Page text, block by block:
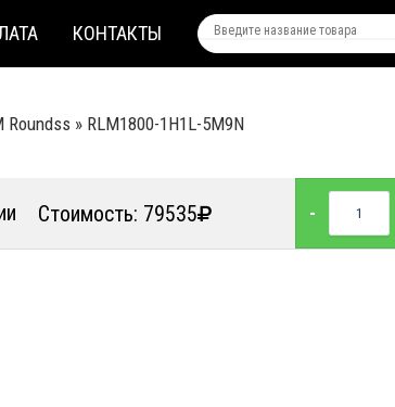
КОНТАКТЫ
» RLM1800-1H1L-5M9N
Стоимость: 79535 -